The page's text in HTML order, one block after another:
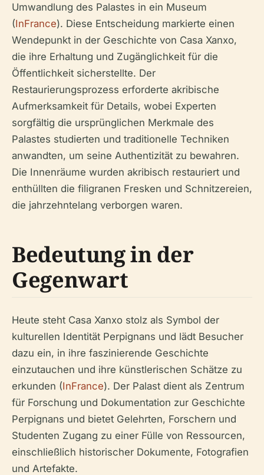
Umwandlung des Palastes in ein Museum
(InFrance). Diese Entscheidung markierte einen
Wendepunkt in der Geschichte von Casa Xanxo,
die ihre Erhaltung und Zugänglichkeit für die
Öffentlichkeit sicherstellte. Der
Restaurierungsprozess erforderte akribische
Aufmerksamkeit für Details, wobei Experten
sorgfältig die ursprünglichen Merkmale des
Palastes studierten und traditionelle Techniken
anwandten, um seine Authentizität zu bewahren.
Die Innenräume wurden akribisch restauriert und
enthüllten die filigranen Fresken und Schnitzereien,
die jahrzehntelang verborgen waren.
Bedeutung in der
Gegenwart
Heute steht Casa Xanxo stolz als Symbol der
kulturellen Identität Perpignans und lädt Besucher
dazu ein, in ihre faszinierende Geschichte
einzutauchen und ihre künstlerischen Schätze zu
erkunden (InFrance). Der Palast dient als Zentrum
für Forschung und Dokumentation zur Geschichte
Perpignans und bietet Gelehrten, Forschern und
Studenten Zugang zu einer Fülle von Ressourcen,
einschließlich historischer Dokumente, Fotografien
und Artefakte.